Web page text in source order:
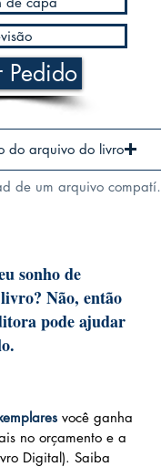
Pedido
do arquivo do livro
Faça upload de um arquivo compatível (máx. 15MB)
sonho de
Não, então
pode ajudar
você ganha
no orçamento e a
Digital). Saiba